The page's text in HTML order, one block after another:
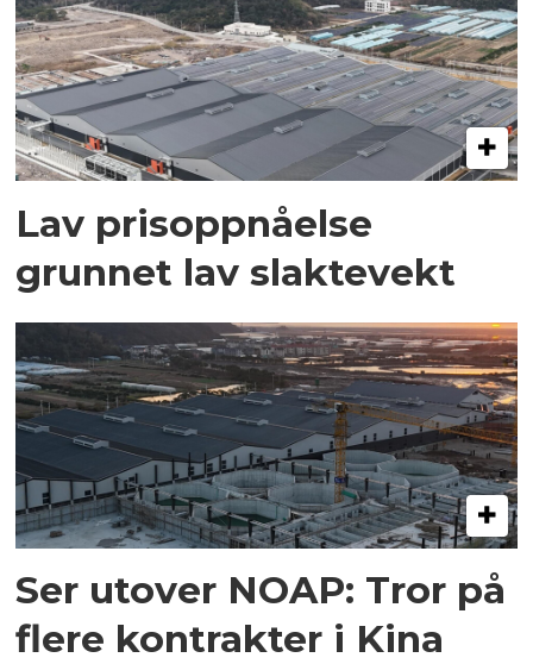
Lav prisoppnåelse
grunnet lav slaktevekt
Ser utover NOAP: Tror på
flere kontrakter i Kina